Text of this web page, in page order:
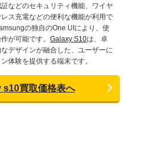
などのセキュリティ機能、ワイヤ
ス充電などの便利な機能が利用で
の独自のOne UIにより、使
が可能です。 Galaxy S10は、卓
デザインが融合した、ユーザーに
体験を提供する端末です。
s10買取価格表へ